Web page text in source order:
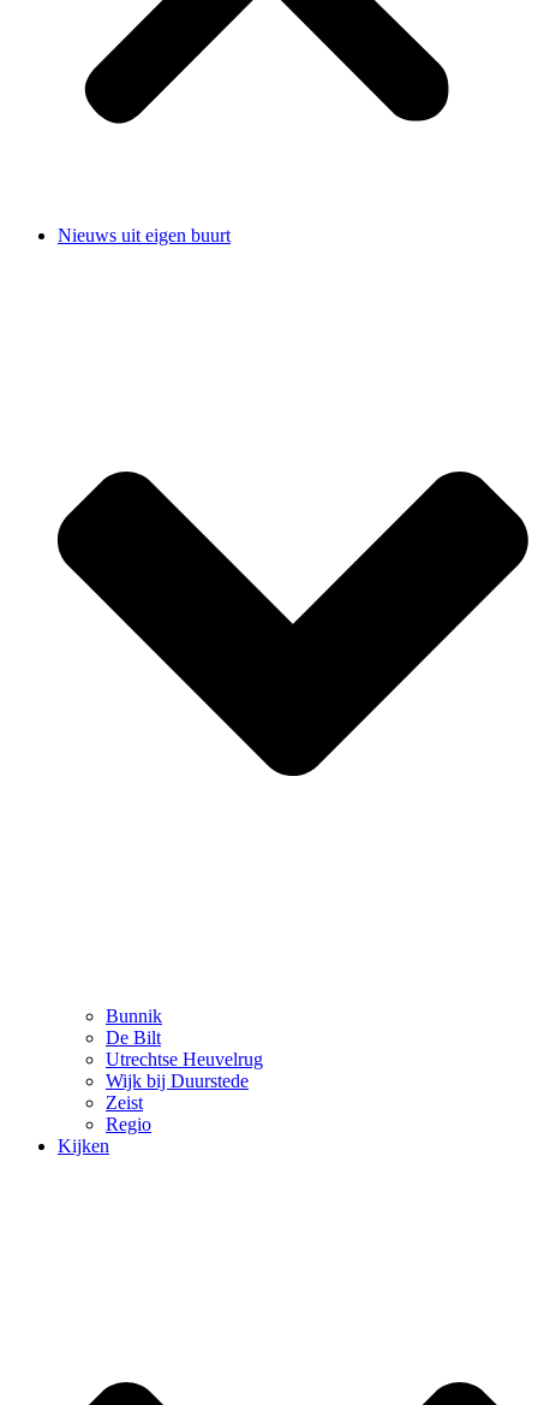
Nieuws uit eigen buurt
Bunnik
De Bilt
Utrechtse Heuvelrug
Wijk bij Duurstede
Zeist
Regio
Kijken